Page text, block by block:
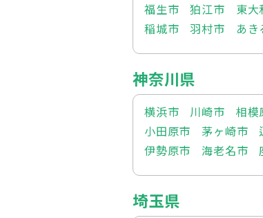
福生市
狛江市 東大
稲城市
羽村市 あ
神奈川県
横浜市 川崎市 相模
小田原市
茅ヶ崎市
伊勢原市
海老名市
埼玉県